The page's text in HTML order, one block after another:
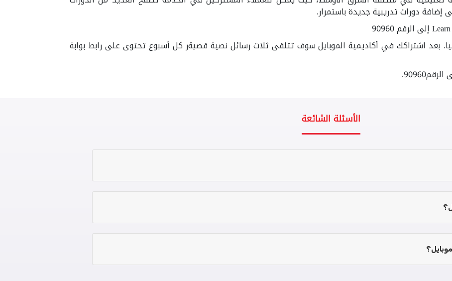
إضافة دورات تدريبية جديدة باستمرار.
مرات أسبوعيا. بعد اشتراكك في أكاديمية الموبايل سوف تتلقى ثلاث رسائل نصية قصيةر كل أسبوع تحتوى على رابط بوابة
الأسئلة الشائعة